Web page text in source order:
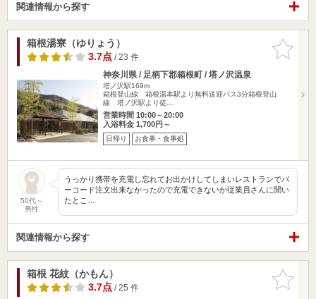
関連情報から探す
お気に入
りに追加
箱根湯寮（ゆりょう）
3.7点/ 23 件
神奈川県 / 足柄下郡箱根町 / 塔ノ沢温泉
塔ノ沢駅169m
箱根登山線 箱根湯本駅より無料送迎バス3分箱根登山
線 塔ノ沢駅より徒…
営業時間 10:00～20:00
入浴料金 1,700円～
日帰り お食事・食事処
50代～
男性
うっかり携帯を充電し忘れてお出かけしてしまいレストランでバ
ーコード注文出来なかったので充電できないか従業員さんに聞い
たとこ…
関連情報から探す
お気に入
りに追加
箱根 花紋（かもん）
3.7点/ 25 件